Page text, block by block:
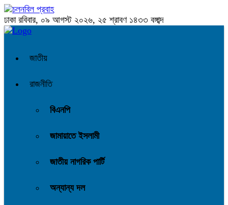
ঢাকা রবিবার, ০৯ আগস্ট ২০২৬, ২৫ শ্রাবণ ১৪৩৩ বঙ্গাব্দ
জাতীয়
রাজনীতি
বিএনপি
জামায়াতে ইসলামী
জাতীয় নাগরিক পার্টি
অন্যান্য দল